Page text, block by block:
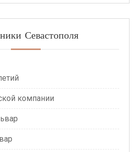
Севастополя
компании